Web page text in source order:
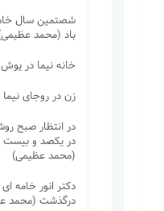
شصتمین سال
باد (محمد
خانه نیما در یوش
زن در روجای
در انتظار صبح
در یکصد و بیست
(محمد عظیمی)
دکتر انور خامه
درگذشت (محمد